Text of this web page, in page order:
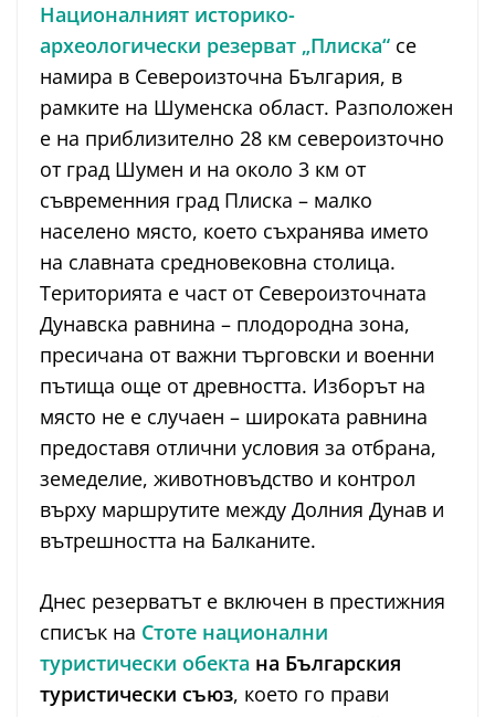
Националният историко-
археологически резерват „Плиска“ се
намира в Североизточна България, в
рамките на Шуменска област. Разположен
е на приблизително 28 км североизточно
от град Шумен и на около 3 км от
съвременния град Плиска – малко
населено място, което съхранява името
на славната средновековна столица.
Територията е част от Североизточната
Дунавска равнина – плодородна зона,
пресичана от важни търговски и военни
пътища още от древността. Изборът на
място не е случаен – широката равнина
предоставя отлични условия за отбрана,
земеделие, животновъдство и контрол
върху маршрутите между Долния Дунав и
вътрешността на Балканите.
Днес резерватът е включен в престижния
списък на Стоте национални
туристически обекта на Българския
туристически съюз, което го прави